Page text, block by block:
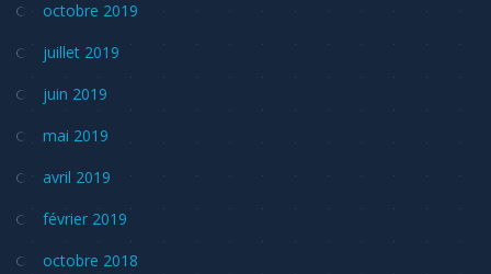
octobre 2019
juillet 2019
juin 2019
mai 2019
avril 2019
février 2019
octobre 2018